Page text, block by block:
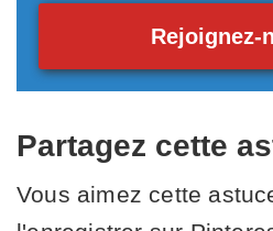
Rejoignez-
Partagez cette
Vous aimez cette